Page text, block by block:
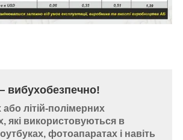
або літій-полімерних
які використовуються в
фотоапаратах і навіть